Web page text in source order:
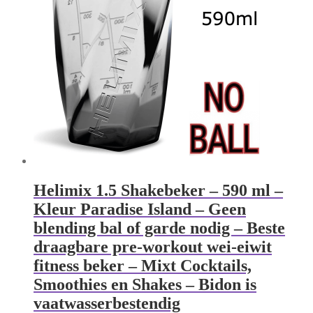
Helimix 1.5 Shakebeker – 590 ml –
Kleur Paradise Island – Geen
blending bal of garde nodig – Beste
draagbare pre-workout wei-eiwit
fitness beker – Mixt Cocktails,
Smoothies en Shakes – Bidon is
vaatwasserbestendig